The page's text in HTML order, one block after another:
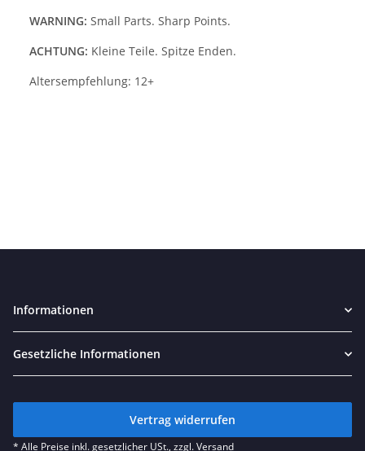
WARNING: Small Parts. Sharp Points.
ACHTUNG: Kleine Teile. Spitze Enden.
Altersempfehlung: 12+
Informationen
Gesetzliche Informationen
Vertrag widerrufen
* Alle Preise inkl. gesetzlicher USt., zzgl.Versand